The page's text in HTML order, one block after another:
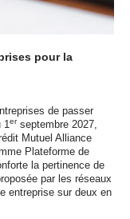
pour la
de passer
1erseptembre 2027,
Mutuel Alliance
Plateforme de
la pertinence de
par les réseaux
entreprise sur deux en